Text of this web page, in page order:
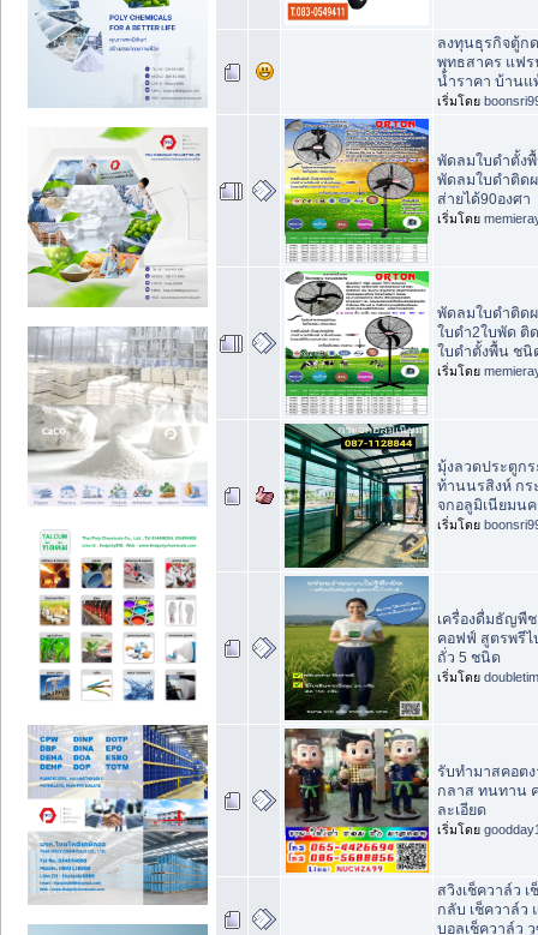
ลงทุนธุรกิจตู้ก
พุทธสาคร แฟร
น้ำราคา บ้านแ
เริ่มโดย
พัดลมใบดำตั้ง
พัดลมใบดำติด
ส่ายได้90องศา
เริ่มโดย
พัดลมใบดำติด
ใบดำ2ใบพัด ติ
ใบดำตั้งพื้น ชนิ
เริ่มโดย
มุ้งลวดประตูก
ท้านนรสิงห์ กร
จกอลูมิเนียมน
เริ่มโดย
เครื่องดื่มธัญพื
คอฟฟ์ สูตรพรีไ
ถั่ว 5 ชนิด
เริ่มโดย
รับทำมาสคอต
กลาส ทนทาน
ละเอียด
เริ่มโดย
สวิงเช็ควาล์ว
กลับ เช็ควาล์ว
บอลเช็ควาล์ว